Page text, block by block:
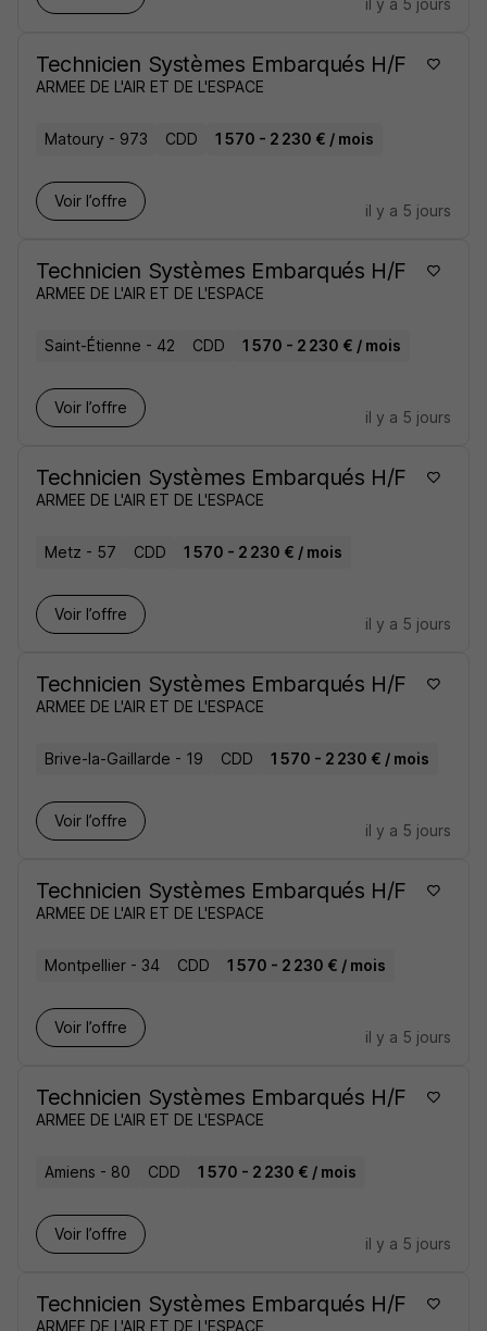
il y a 5 jours
Technicien Systèmes Embarqués H/F
ARMEE DE L'AIR ET DE L'ESPACE
Matoury - 973 CDD 1 570 - 2 230 € / mois
Voir l’offre
il y a 5 jours
Technicien Systèmes Embarqués H/F
ARMEE DE L'AIR ET DE L'ESPACE
Saint-Étienne - 42 CDD 1 570 - 2 230 € / mois
Voir l’offre
il y a 5 jours
Technicien Systèmes Embarqués H/F
ARMEE DE L'AIR ET DE L'ESPACE
Metz - 57 CDD 1 570 - 2 230 € / mois
Voir l’offre
il y a 5 jours
Technicien Systèmes Embarqués H/F
ARMEE DE L'AIR ET DE L'ESPACE
Brive-la-Gaillarde - 19 CDD 1 570 - 2 230 € / mois
Voir l’offre
il y a 5 jours
Technicien Systèmes Embarqués H/F
ARMEE DE L'AIR ET DE L'ESPACE
Montpellier - 34 CDD 1 570 - 2 230 € / mois
Voir l’offre
il y a 5 jours
Technicien Systèmes Embarqués H/F
ARMEE DE L'AIR ET DE L'ESPACE
Amiens - 80 CDD 1 570 - 2 230 € / mois
Voir l’offre
il y a 5 jours
Technicien Systèmes Embarqués H/F
ARMEE DE L'AIR ET DE L'ESPACE